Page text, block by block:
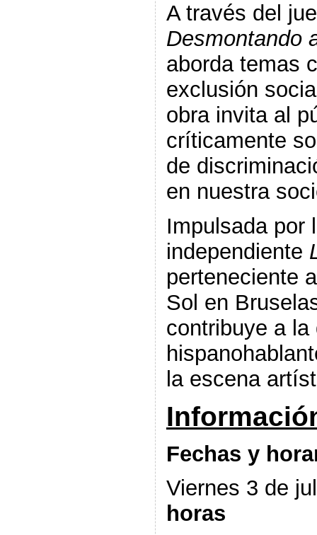
A través del
Desmontando
aborda temas
exclusión
obra invita al
críticamente
de
en nuestra
Impulsada por
independiente
perteneciente
Sol en
contribuye a
la escena
Fechas y
Viernes 3 de
horas